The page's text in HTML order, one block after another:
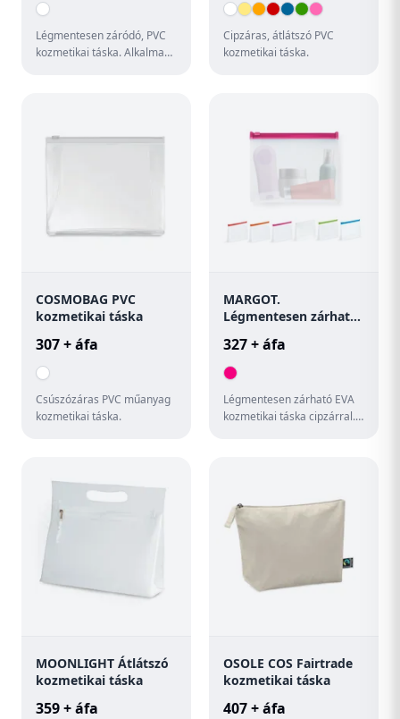
Légmentesen záródó, PVC
kozmetikai táska. Alkalmas
Cipzáras, átlátszó PVC
kozmetikai táska.
COSMOBAG PVC
kozmetikai táska
307 + áfa
Csúszózáras PVC műanyag
kozmetikai táska.
MARGOT.
Légmentesen zárható
327 + áfa
Légmentesen zárható EVA
kozmetikai táska cipzárral.
MOONLIGHT Átlátszó
kozmetikai táska
359 + áfa
OSOLE COS Fairtrade
kozmetikai táska
407 + áfa